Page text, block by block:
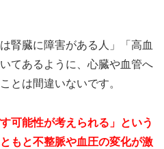
腎臓に障害がある人」「高血
てあるように、心臓や血管へ
とは間違いないです。
可能性が考えられる」という
もと不整脈や血圧の変化が激